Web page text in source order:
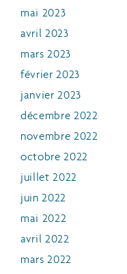
mai 2023
avril 2023
mars 2023
février 2023
janvier 2023
décembre 2022
novembre 2022
octobre 2022
juillet 2022
juin 2022
mai 2022
avril 2022
mars 2022